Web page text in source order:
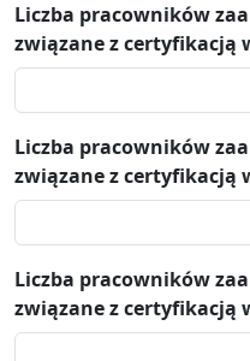
Liczba pracowników
związane z certyfikacją
Liczba pracowników
związane z certyfikacją
Liczba pracowników
związane z certyfikacją